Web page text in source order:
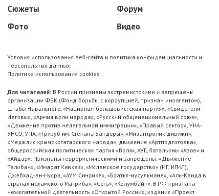
Сюжеты
Фото
Форум
Видео
Условия использования веб-сайта и политика конфиденциальности и
персональных данных
Политика использования cookies
Для читателей: В России признаны экстремистскими и запрещены
организации ФБК (Фонд борьбы с коррупцией, признан иноагентом),
Штабы Навального, «Национал-большевистская партия», «Свидетели
Иеговы», «Армия воли народа», «Русский общенациональный союз»,
«Движение против нелегальной иммиграции», «Правый сектор», УНА-
УНСО, УПА, «Тризуб им. Степана Бандеры», «Мизантропик дивижн»,
«Меджлис крымскотатарского народа», движение «Артподготовка»,
общероссийская политическая партия «Воля», АУЕ, батальоны «Азов» и
«Айдар». Признаны террористическими и запрещены: «Движение
Талибан», «Имарат Кавказ», «Исламское государство» (ИГ, ИГИЛ),
Джебхад-ан-Нусра, «АУМ Синрике», «Братья-мусульмане», «Аль-Каида в
странах исламского Магриба», «Сеть», «Колумбайн». В РФ признана
нежелательной деятельность «Открытой России», издания «Проект